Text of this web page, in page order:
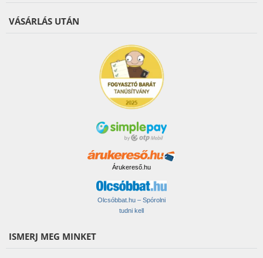
VÁSÁRLÁS UTÁN
Árukereső.hu
Olcsóbbat.hu – Spórolni
tudni kell
ISMERJ MEG MINKET